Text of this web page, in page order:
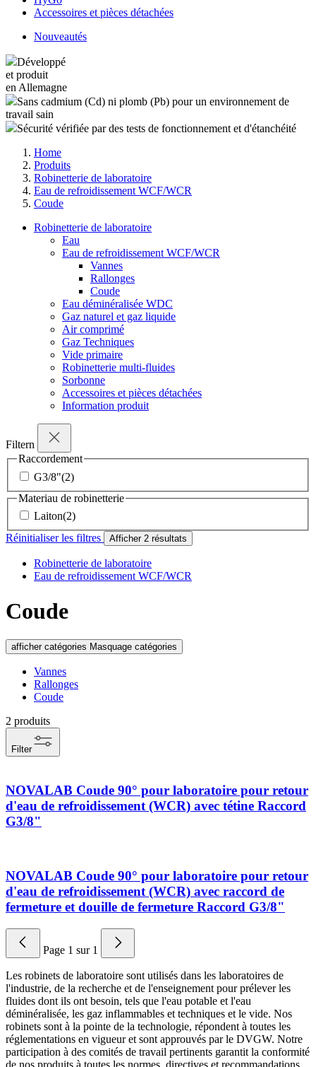
Accessoires et pièces détachées
Nouveautés
Développé
et produit
en Allemagne
Sans cadmium (Cd) ni plomb (Pb) pour un environnement de
travail sain
Sécurité vérifiée par des tests de fonctionnement et d'étanchéité
Home
Produits
Robinetterie de laboratoire
Eau de refroidissement WCF/WCR
Coude
Robinetterie de laboratoire
Eau
Eau de refroidissement WCF/WCR
Vannes
Rallonges
Coude
Eau déminéralisée WDC
Gaz naturel et gaz liquide
Air comprimé
Gaz Techniques
Vide primaire
Robinetterie multi-fluides
Sorbonne
Accessoires et pièces détachées
Information produit
Filtern
Raccordement
G3/8"(2)
Materiau de robinetterie
Laiton(2)
Réinitialiser les filtres
Afficher 2 résultats
Robinetterie de laboratoire
Eau de refroidissement WCF/WCR
Coude
afficher catégories Masquage catégories
Vannes
Rallonges
Coude
2 produits
Filter
NOVALAB Coude 90° pour laboratoire pour retour
d'eau de refroidissement (WCR) avec tétine Raccord
G3/8"
NOVALAB Coude 90° pour laboratoire pour retour
d'eau de refroidissement (WCR) avec raccord de
fermeture et douille de fermeture Raccord G3/8"
Page 1 sur 1
Les robinets de laboratoire sont utilisés dans les laboratoires de
l'industrie, de la recherche et de l'enseignement pour prélever les
fluides dont ils ont besoin, tels que l'eau potable et l'eau
déminéralisée, les gaz inflammables et techniques et le vide. Nos
robinets sont à la pointe de la technologie, répondent à toutes les
réglementations en vigueur et sont approuvés par le DVGW. Notre
participation à des comités de travail pertinents garantit la conformité
de nos produits à toutes les normes, directives et recommandations